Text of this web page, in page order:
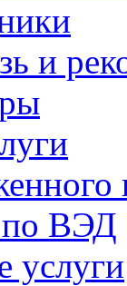
и
по ВЭД
услуги